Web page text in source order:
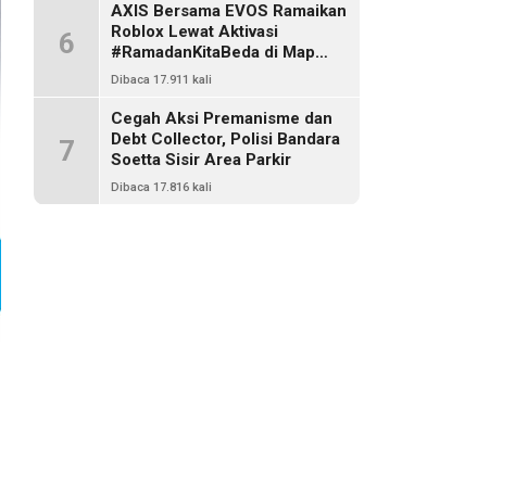
6
AXIS Bersama EVOS Ramaikan
Roblox Lewat Aktivasi
#RamadanKitaBeda di Map
Indo Chat
Dibaca 17.911 kali
7
Cegah Aksi Premanisme dan
Debt Collector, Polisi Bandara
Soetta Sisir Area Parkir
Dibaca 17.816 kali